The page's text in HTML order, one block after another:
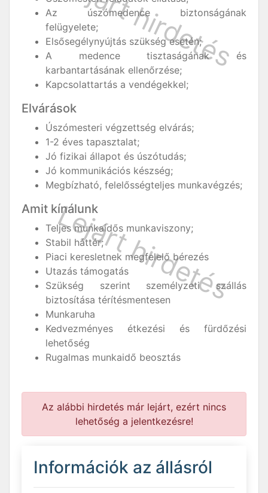
Az úszómedence biztonságának
felügyelete;
Elsősegélynyújtás szükség esetén;
A medence tisztaságának és
karbantartásának ellenőrzése;
Kapcsolattartás a vendégekkel;
Elvárások
Úszómesteri végzettség elvárás;
1-2 éves tapasztalat;
Jó fizikai állapot és úszótudás;
Jó kommunikációs készség;
Megbízható, felelősségteljes munkavégzés;
Amit kínálunk
Teljes munkaidős munkaviszony;
Stabil háttér;
Piaci keresletnek megfelelő bérezés
Utazás támogatás
Szükség szerint személyzeti szállás
biztosítása térítésmentesen
Munkaruha
Kedvezményes étkezési és fürdőzési
lehetőség
Rugalmas munkaidő beosztás
Az alábbi hirdetés már lejárt, ezért nincs
lehetőség a jelentkezésre!
Információk az állásról